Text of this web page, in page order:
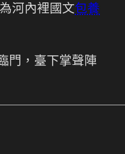
河內裡國文包養
門，臺下掌聲陣